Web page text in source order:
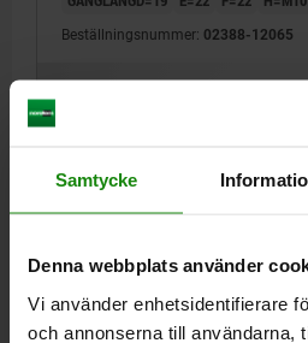
Samtycke
Denna webbplats använder
Vi använder enhetsidentifierare
och annonserna till användarna,
Beställningsnummer: 02388-12065